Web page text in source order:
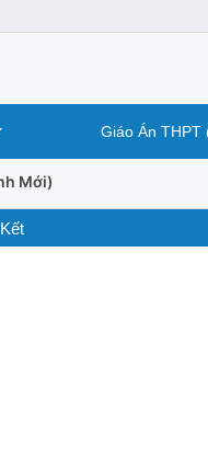
Giáo Án
Mới)